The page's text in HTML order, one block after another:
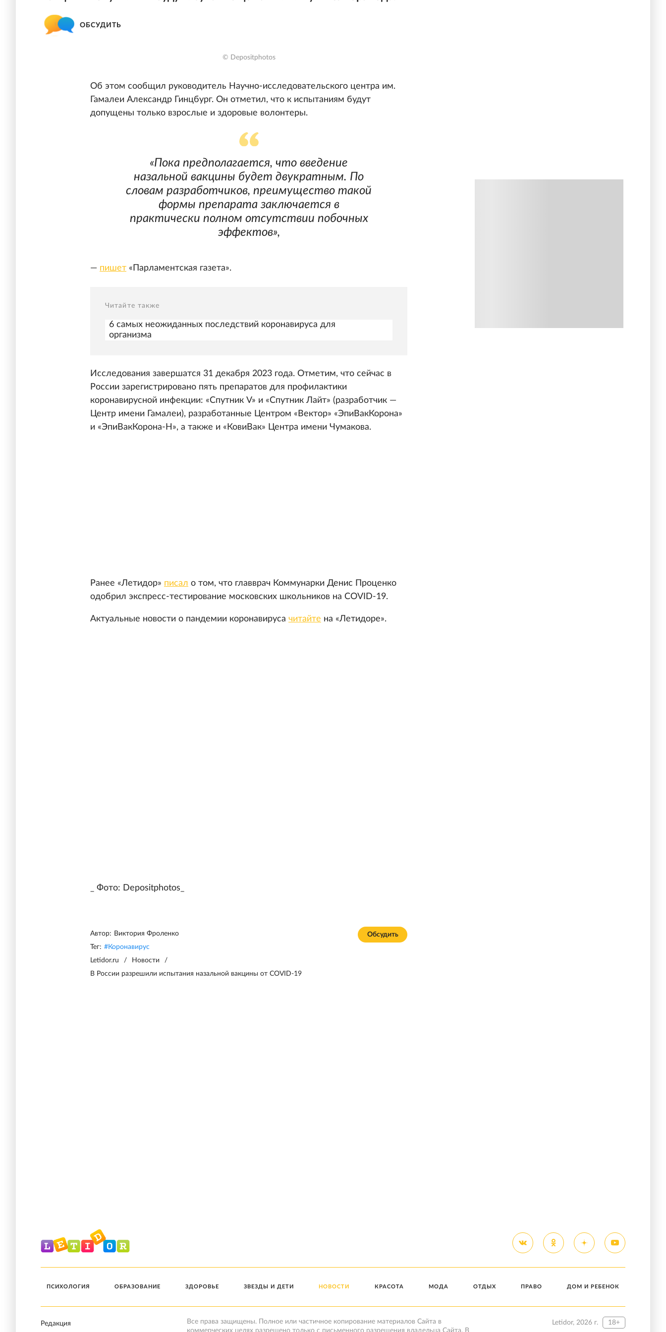
ОБСУДИТЬ
© Depositphotos
Об этом сообщил руководитель Научно-исследовательского центра им.
Гамалеи Александр Гинцбург. Он отметил, что к испытаниям будут
допущены только взрослые и здоровые волонтеры.
«Пока предполагается, что введение
назальной вакцины будет двукратным. По
словам разработчиков, преимущество такой
формы препарата заключается в
практически полном отсутствии побочных
эффектов»,
— пишет «Парламентская газета».
Читайте также
6 самых неожиданных последствий коронавируса для
организма
Исследования завершатся 31 декабря 2023 года. Отметим, что сейчас в
России зарегистрировано пять препаратов для профилактики
коронавирусной инфекции: «Спутник V» и «Спутник Лайт» (разработчик —
Центр имени Гамалеи), разработанные Центром «Вектор» «ЭпиВакКорона»
и «ЭпиВакКорона-Н», а также и «КовиВак» Центра имени Чумакова.
Ранее «Летидор» писал о том, что главврач Коммунарки Денис Проценко
одобрил экспресс-тестирование московских школьников на COVID-19.
Актуальные новости о пандемии коронавируса читайте на «Летидоре».
_ Фото: Depositphotos_
Обсудить
Автор: Виктория Фроленко
Тег: #Коронавирус
Letidor.ru
/ Новости
/
В России разрешили испытания назальной вакцины от COVID-19
ПСИХОЛОГИЯ ОБРАЗОВАНИЕ ЗДОРОВЬЕ ЗВЕЗДЫ И ДЕТИ НОВОСТИ КРАСОТА МОДА ОТДЫХ ПРАВО ДОМ И РЕБЕНОК
Редакция Letidor, 2026 г. 18+
Все права защищены. Полное или частичное копирование материалов Сайта в